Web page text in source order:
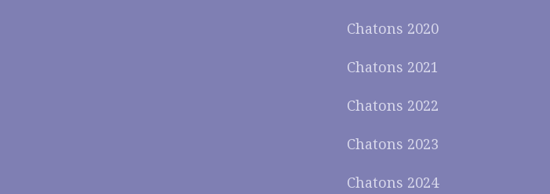
Chatons 2020
Chatons 2021
Chatons 2022
Chatons 2023
Chatons 2024